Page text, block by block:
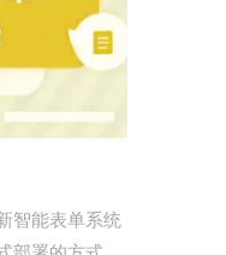
智能表单系统